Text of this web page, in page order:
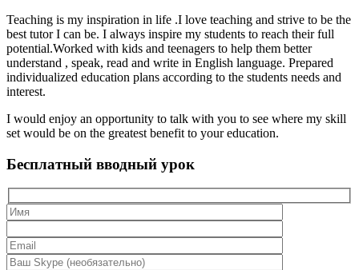
Teaching is my inspiration in life .I love teaching and strive to be the
best tutor I can be. I always inspire my students to reach their full
potential.Worked with kids and teenagers to help them better
understand , speak, read and write in English language. Prepared
individualized education plans according to the students needs and
interest.
I would enjoy an opportunity to talk with you to see where my skill
set would be on the greatest benefit to your education.
Бесплатный вводный урок